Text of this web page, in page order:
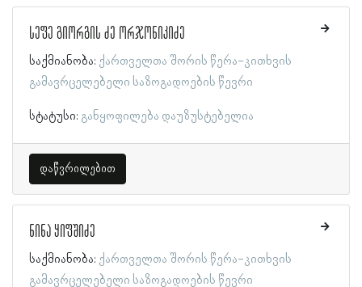
სეფე გიორგის ძე ორჯონიკიძე
საქმიანობა: ქართველთა შორის წერა-კითხვის
გამავრცელებელი საზოგადოების წევრი
სტატუსი: განყოფილება დაუზუსტებელია
დაწვრილებით
ნინა ყიფშიძე
საქმიანობა: ქართველთა შორის წერა-კითხვის
გამავრცელებელი საზოგადოების წევრი